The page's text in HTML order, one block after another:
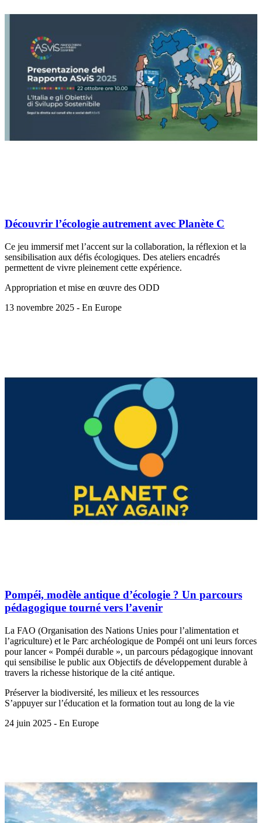
Découvrir l’écologie autrement avec Planète C
Ce jeu immersif met l’accent sur la collaboration, la réflexion et la
sensibilisation aux défis écologiques. Des ateliers encadrés
permettent de vivre pleinement cette expérience.
Appropriation et mise en œuvre des ODD
13 novembre 2025 - En Europe
Pompéi, modèle antique d’écologie ? Un parcours
pédagogique tourné vers l’avenir
La FAO (Organisation des Nations Unies pour l’alimentation et
l’agriculture) et le Parc archéologique de Pompéi ont uni leurs forces
pour lancer « Pompéi durable », un parcours pédagogique innovant
qui sensibilise le public aux Objectifs de développement durable à
travers la richesse historique de la cité antique.
Préserver la biodiversité, les milieux et les ressources
S’appuyer sur l’éducation et la formation tout au long de la vie
24 juin 2025 - En Europe